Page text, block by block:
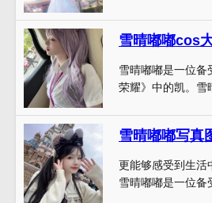
雪晴嘟嘟是一位备
荣耀》中的凯。雪
更能够感受到生活
雪晴嘟嘟是一位备